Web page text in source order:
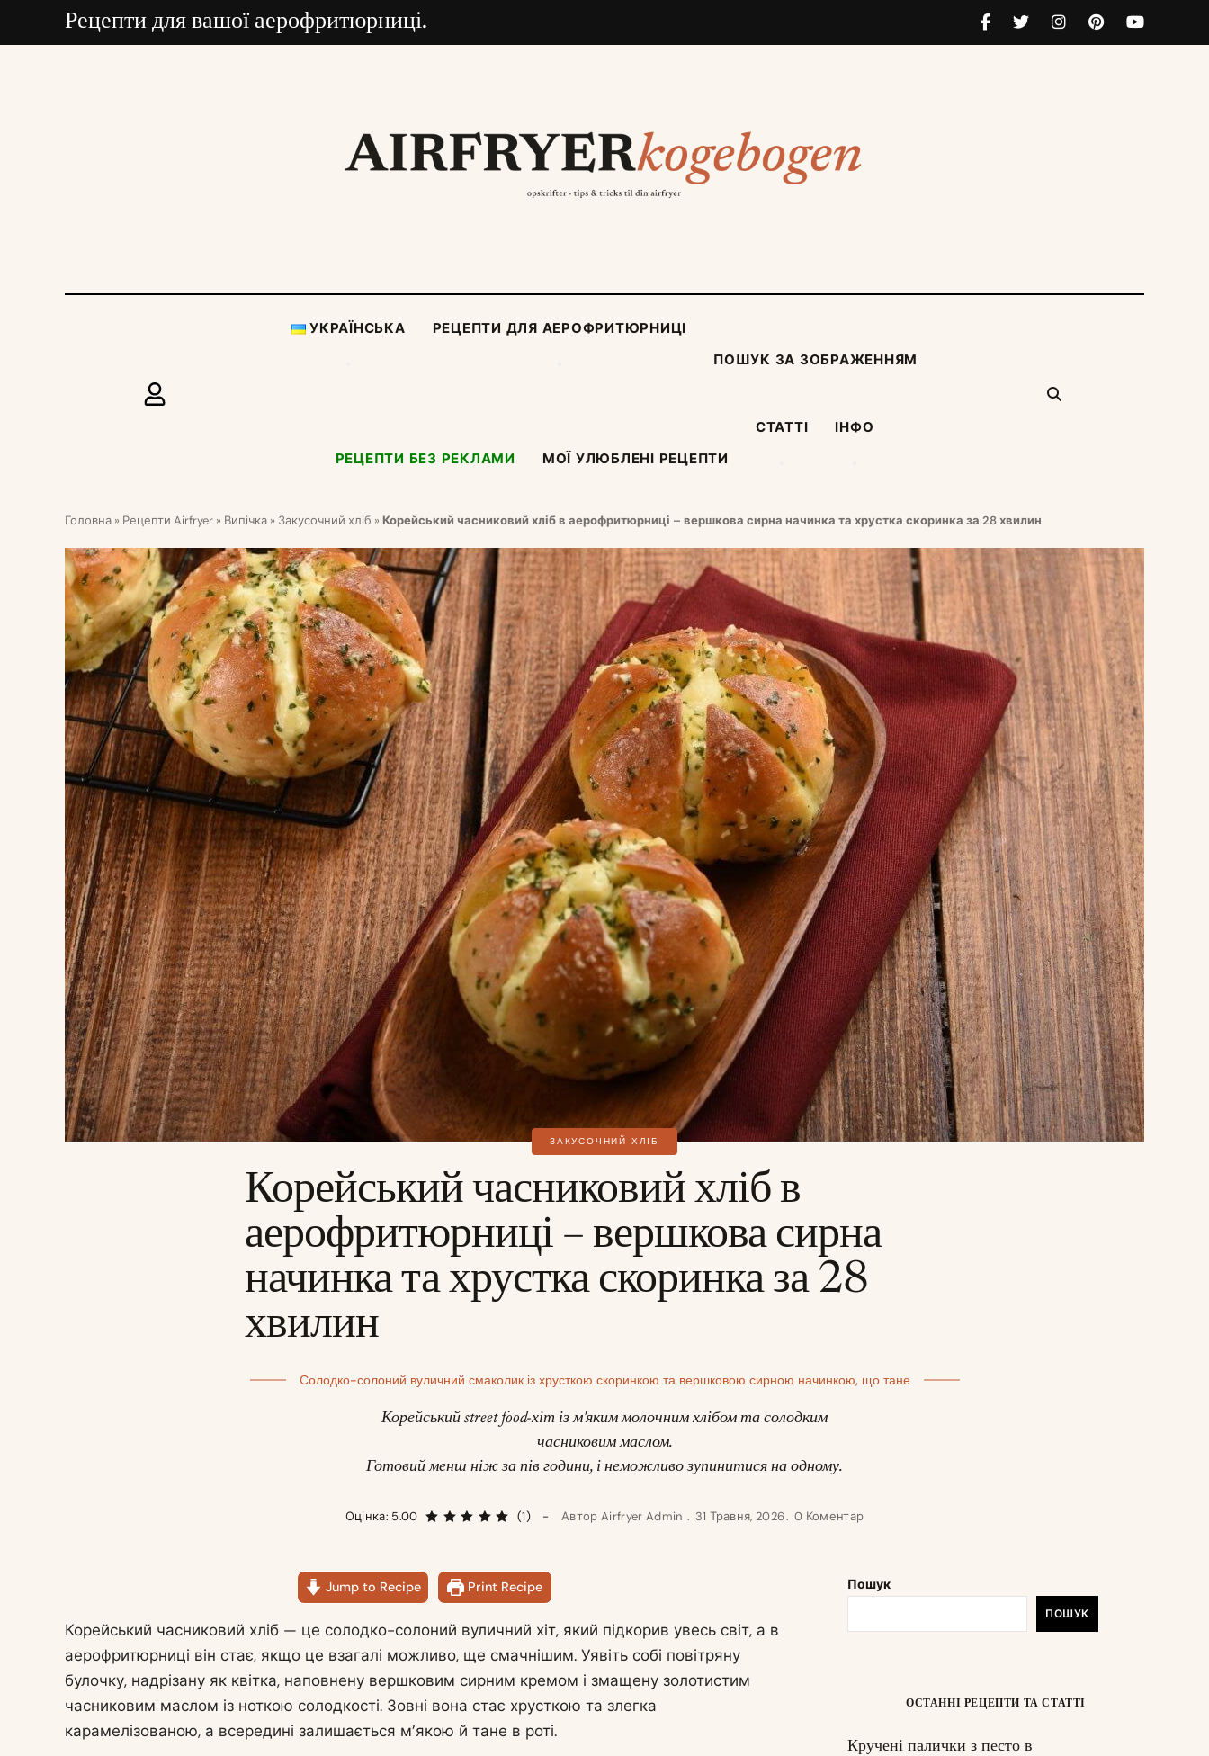
Рецепти для вашої аерофритюрниці.
УКРАЇНСЬКА
РЕЦЕПТИ ДЛЯ АЕРОФРИТЮРНИЦІ
ПОШУК ЗА ЗОБРАЖЕННЯМ
РЕЦЕПТИ БЕЗ РЕКЛАМИ МОЇ УЛЮБЛЕНІ РЕЦЕПТИ
СТАТТІ ІНФО
Головна » Рецепти Airfryer » Випічка » Закусочний хліб » Корейський часниковий хліб в аерофритюрниці – вершкова сирна начинка та хрустка скоринка за 28 хвилин
ЗАКУСОЧНИЙ ХЛІБ
Корейський часниковий хліб в
аерофритюрниці – вершкова сирна
начинка та хрустка скоринка за 28
хвилин
Солодко-солоний вуличний смаколик із хрусткою скоринкою та вершковою сирною начинкою, що тане
Корейський street food-хіт із м'яким молочним хлібом та солодким
часниковим маслом.
Готовий менш ніж за пів години, і неможливо зупинитися на одному.
Оцінка: 5.00 (1) Автор Airfryer Admin 31 Травня, 2026 0 Коментар
Jump to Recipe Print Recipe
Корейський часниковий хліб — це солодко-солоний вуличний хіт, який підкорив увесь світ, а в
аерофритюрниці він стає, якщо це взагалі можливо, ще смачнішим. Уявіть собі повітряну
булочку, надрізану як квітка, наповнену вершковим сирним кремом і змащену золотистим
часниковим маслом із ноткою солодкості. Зовні вона стає хрусткою та злегка
карамелізованою, а всередині залишається м’якою й тане в роті.
Пошук
ПОШУК
ОСТАННІ РЕЦЕПТИ ТА СТАТТІ
Кручені палички з песто в